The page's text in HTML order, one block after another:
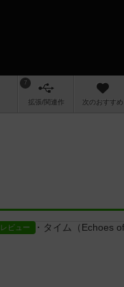
7
拡張/関連作 次のおすすめ
レビュー